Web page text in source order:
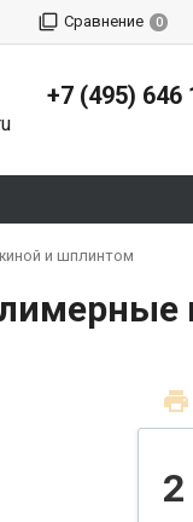
Сравнение 0
+7 (495) 646
и шплинтом